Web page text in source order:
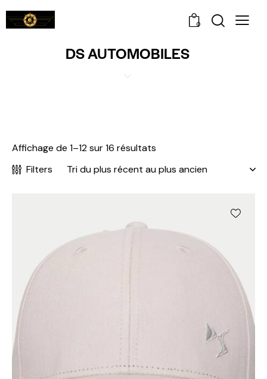
0
DS AUTOMOBILES
Affichage de 1–12 sur 16 résultats
Filters